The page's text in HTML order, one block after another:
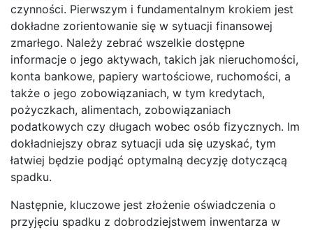
czynności. Pierwszym i fundamentalnym krokiem jest
dokładne zorientowanie się w sytuacji finansowej
zmarłego. Należy zebrać wszelkie dostępne
informacje o jego aktywach, takich jak nieruchomości,
konta bankowe, papiery wartościowe, ruchomości, a
także o jego zobowiązaniach, w tym kredytach,
pożyczkach, alimentach, zobowiązaniach
podatkowych czy długach wobec osób fizycznych. Im
dokładniejszy obraz sytuacji uda się uzyskać, tym
łatwiej będzie podjąć optymalną decyzję dotyczącą
spadku.
Następnie, kluczowe jest złożenie oświadczenia o
przyjęciu spadku z dobrodziejstwem inwentarza w